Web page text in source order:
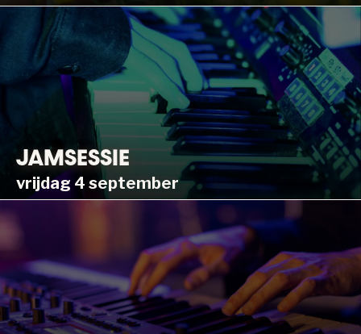
JAMSESSIE
vrijdag 4 september